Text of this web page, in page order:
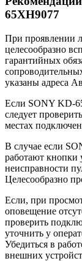
65XH9077
При проявлении
целесообразно
гарантийных
указаны адреса
Если SONY KD-
следует
местах
В случае если
работают кнопки
неисправности
Целесообразно
Если, при
оповещение
проверить
уточнить у
Убедиться в
внешних